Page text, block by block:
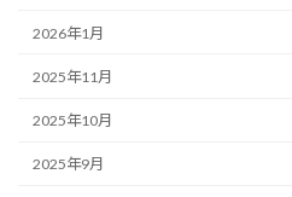
2026年1月
2025年11月
2025年10月
2025年9月